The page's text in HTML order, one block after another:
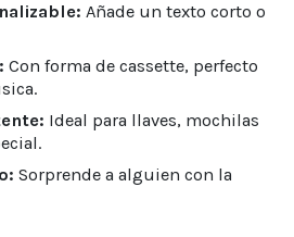
Añade un texto corto o
Con forma de cassette, perfecto
Ideal para llaves, mochilas
Sorprende a alguien con la